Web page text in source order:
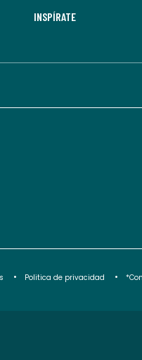
INSPÍRATE
Politica de privacidad